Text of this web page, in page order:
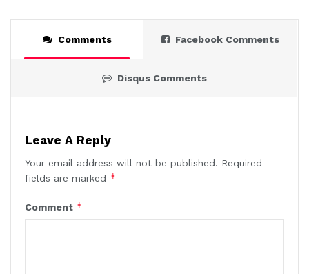
Comments Facebook Comments
Disqus Comments
Leave A Reply
Your email address will not be published. Required
fields are marked *
Comment *